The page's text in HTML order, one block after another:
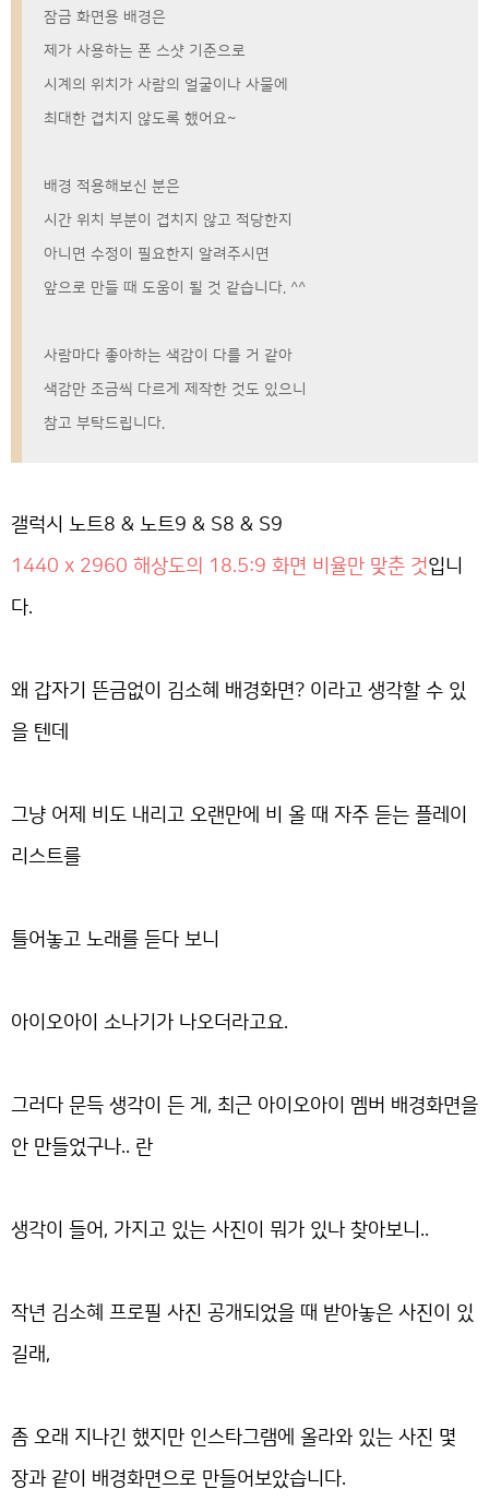
잠금 화면용 배경은
제가 사용하는 폰 스샷 기준으로
시계의 위치가 사람의 얼굴이나 사물에
최대한 겹치지 않도록 했어요~
배경 적용해보신 분은
시간 위치 부분이 겹치지 않고 적당한지
아니면 수정이 필요한지 알려주시면
앞으로 만들 때 도움이 될 것 같습니다. ^^
사람마다 좋아하는 색감이 다를 거 같아
색감만 조금씩 다르게 제작한 것도 있으니
참고 부탁드립니다.
갤럭시 노트8 & 노트9 & S8 & S9
1440 x 2960 해상도의 18.5:9 화면 비율만 맞춘 것입니
다.
왜 갑자기 뜬금없이 김소혜 배경화면? 이라고 생각할 수 있
을 텐데
그냥 어제 비도 내리고 오랜만에 비 올 때 자주 듣는 플레이
리스트를
틀어놓고 노래를 듣다 보니
아이오아이 소나기가 나오더라고요.
그러다 문득 생각이 든 게, 최근 아이오아이 멤버 배경화면을
안 만들었구나.. 란
생각이 들어, 가지고 있는 사진이 뭐가 있나 찾아보니..
작년 김소혜 프로필 사진 공개되었을 때 받아놓은 사진이 있
길래,
좀 오래 지나긴 했지만 인스타그램에 올라와 있는 사진 몇
장과 같이 배경화면으로 만들어보았습니다.